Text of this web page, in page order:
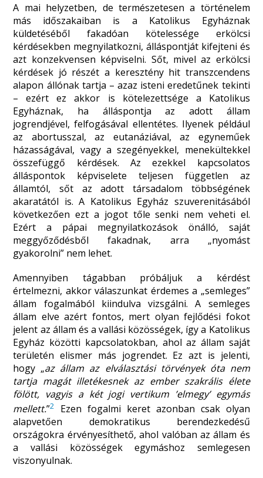
A mai helyzetben, de természetesen a történelem
más időszakaiban is a Katolikus Egyháznak
küldetéséből fakadóan kötelessége erkölcsi
kérdésekben megnyilatkozni, álláspontját kifejteni és
azt konzekvensen képviselni. Sőt, mivel az erkölcsi
kérdések jó részét a keresztény hit transzcendens
alapon állónak tartja – azaz isteni eredetűnek tekinti
– ezért ez akkor is kötelezettsége a Katolikus
Egyháznak, ha álláspontja az adott állam
jogrendjével, felfogásával ellentétes. Ilyenek például
az abortusszal, az eutanáziával, az egyneműek
házasságával, vagy a szegényekkel, menekültekkel
összefüggő kérdések. Az ezekkel kapcsolatos
álláspontok képviselete teljesen független az
államtól, sőt az adott társadalom többségének
akaratától is. A Katolikus Egyház szuverenitásából
következően ezt a jogot tőle senki nem veheti el.
Ezért a pápai megnyilatkozások önálló, saját
meggyőződésből fakadnak, arra „nyomást
gyakorolni” nem lehet.
Amennyiben tágabban próbáljuk a kérdést
értelmezni, akkor válaszunkat érdemes a „semleges”
állam fogalmából kiindulva vizsgálni. A semleges
állam elve azért fontos, mert olyan fejlődési fokot
jelent az állam és a vallási közösségek, így a Katolikus
Egyház közötti kapcsolatokban, ahol az állam saját
területén elismer más jogrendet. Ez azt is jelenti,
hogy „az állam az elválasztási törvények óta nem
tartja magát illetékesnek az ember szakrális élete
fölött, vagyis a két jogi vertikum ’elmegy’ egymás
mellett.”2
Ezen fogalmi keret azonban csak olyan
alapvetően demokratikus berendezkedésű
országokra érvényesíthető, ahol valóban az állam és
a vallási közösségek egymáshoz semlegesen
viszonyulnak.